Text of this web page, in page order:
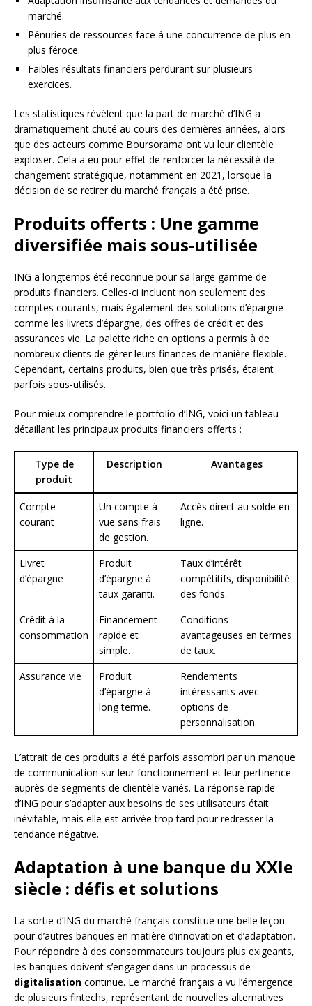
marché.
Pénuries de ressources face à une concurrence de plus en
plus féroce.
Faibles résultats financiers perdurant sur plusieurs
exercices.
Les statistiques révèlent que la part de marché d’ING a
dramatiquement chuté au cours des dernières années, alors
que des acteurs comme Boursorama ont vu leur clientèle
exploser. Cela a eu pour effet de renforcer la nécessité de
changement stratégique, notamment en 2021, lorsque la
décision de se retirer du marché français a été prise.
Produits offerts : Une gamme
diversifiée mais sous-utilisée
ING a longtemps été reconnue pour sa large gamme de
produits financiers. Celles-ci incluent non seulement des
comptes courants, mais également des solutions d’épargne
comme les livrets d’épargne, des offres de crédit et des
assurances vie. La palette riche en options a permis à de
nombreux clients de gérer leurs finances de manière flexible.
Cependant, certains produits, bien que très prisés, étaient
parfois sous-utilisés.
Pour mieux comprendre le portfolio d’ING, voici un tableau
détaillant les principaux produits financiers offerts :
Type de
produit
Description Avantages
Compte
courant
Un compte à
vue sans frais
de gestion.
Accès direct au solde en
ligne.
Livret
d’épargne
Produit
d’épargne à
taux garanti.
Taux d’intérêt
compétitifs, disponibilité
des fonds.
Crédit à la
consommation
Financement
rapide et
simple.
Conditions
avantageuses en termes
de taux.
Assurance vie
Produit
d’épargne à
long terme.
Rendements
intéressants avec
options de
personnalisation.
L’attrait de ces produits a été parfois assombri par un manque
de communication sur leur fonctionnement et leur pertinence
auprès de segments de clientèle variés. La réponse rapide
d’ING pour s’adapter aux besoins de ses utilisateurs était
inévitable, mais elle est arrivée trop tard pour redresser la
tendance négative.
Adaptation à une banque du XXIe
siècle : défis et solutions
La sortie d’ING du marché français constitue une belle leçon
pour d’autres banques en matière d’innovation et d’adaptation.
Pour répondre à des consommateurs toujours plus exigeants,
les banques doivent s’engager dans un processus de
digitalisation continue. Le marché français a vu l’émergence
de plusieurs fintechs, représentant de nouvelles alternatives